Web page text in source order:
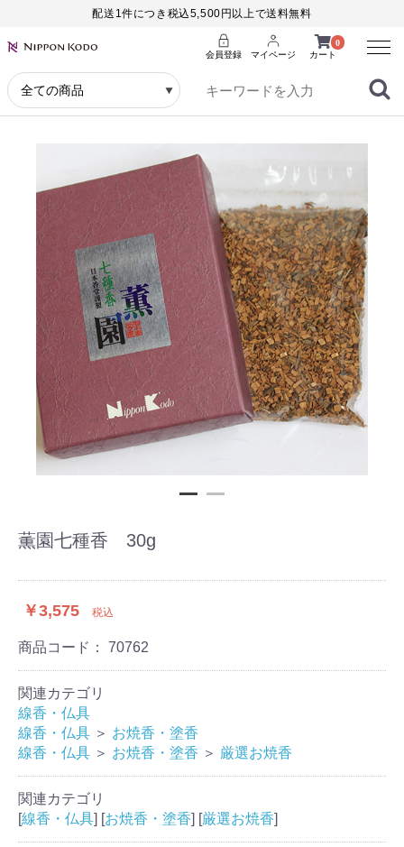
配送1件につき税込5,500円以上で送料無料
0
カート
会員登録 マイページ
Menu
薫園七種香 30g
￥3,575 税込
商品コード： 70762
関連カテゴリ
線香・仏具
線香・仏具 ＞ お焼香・塗香
線香・仏具 ＞ お焼香・塗香 ＞ 厳選お焼香
関連カテゴリ
[線香・仏具] [お焼香・塗香] [厳選お焼香]